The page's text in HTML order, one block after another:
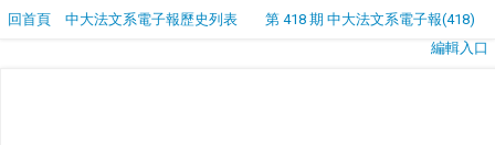
回首頁 中大法文系電子報歷史列表
第 418 期 中大法文系電子報(418)
編輯入口